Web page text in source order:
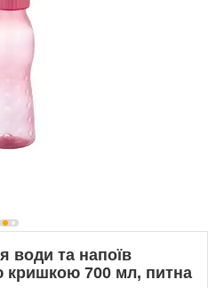
води та напоїв
кришкою 700 мл, питна